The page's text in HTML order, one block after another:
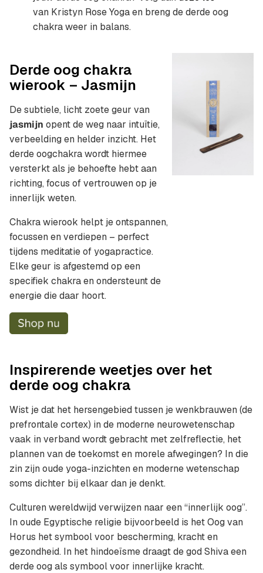
van Kristyn Rose Yoga en breng de derde oog
chakra weer in balans.
Derde oog chakra
wierook – Jasmijn
De subtiele, licht zoete geur van
jasmijn opent de weg naar intuïtie,
verbeelding en helder inzicht. Het
derde oogchakra wordt hiermee
versterkt als je behoefte hebt aan
richting, focus of vertrouwen op je
innerlijk weten.
Chakra wierook helpt je ontspannen,
focussen en verdiepen – perfect
tijdens meditatie of yogapractice.
Elke geur is afgestemd op een
specifiek chakra en ondersteunt de
energie die daar hoort.
Inspirerende weetjes over het
derde oog chakra
Wist je dat het hersengebied tussen je wenkbrauwen (de
prefrontale cortex) in de moderne neurowetenschap
vaak in verband wordt gebracht met zelfreflectie, het
plannen van de toekomst en morele afwegingen? In die
zin zijn oude yoga-inzichten en moderne wetenschap
soms dichter bij elkaar dan je denkt.
Culturen wereldwijd verwijzen naar een “innerlijk oog”.
In oude Egyptische religie bijvoorbeeld is het Oog van
Horus het symbool voor bescherming, kracht en
gezondheid. In het hindoeïsme draagt de god Shiva een
derde oog als symbool voor innerlijke kracht.